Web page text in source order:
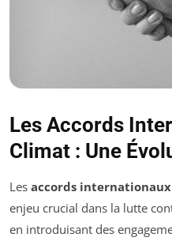
Les Accords
Climat : Une
Les accords
enjeu crucial dans la lutte
en introduisant des